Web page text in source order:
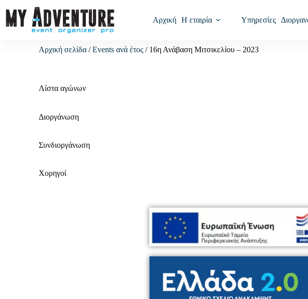
Αρχική Η εταιρία Υπηρεσίες
Αρχική σελίδα /Events ανά έτος / 16η Ανάβαση Μιτσικελίου – 2023
Λίστα αγώνων
Διοργάνωση
Συνδιοργάνωση
Χορηγοί